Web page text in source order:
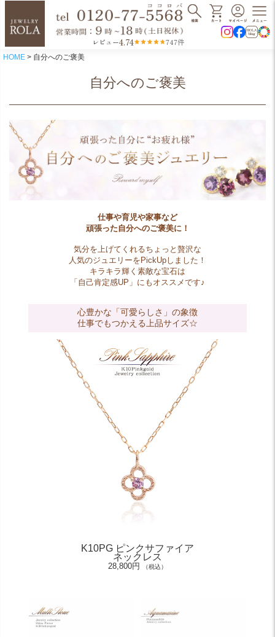
レビュー4.74 747件
HOME 自分へのご褒美
自分へのご褒美
仕事や育児や家事など
頑張った自分へのご褒美に！
気分を上げてくれるちょっと贅沢な
人気のジュエリーをPickUpしました！
キラキラ輝く素敵な宝石は
「自己肯定感UP」にもオススメです♪
心豊かな「可愛らしさ」の象徴
仕事でもつかえる上品サイズ☆
K10PG ピンクサファイア
ネックレス
28,800円 （税込）